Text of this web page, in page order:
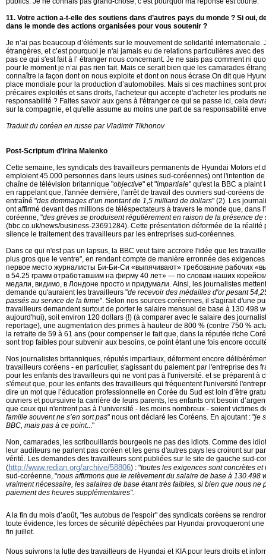
11. Votre action a-t-elle des soutiens dans d’autres pays du monde ? Si oui,
dans le monde des actions organisées pour vous soutenir ?
Je n’ai pas beaucoup d’éléments sur le mouvement de solidarité
étrangères, et c’est pourquoi je n'ai jamais eu de relations particulières avec
pas ce qui s'est fait à l’ étranger nous concernant. Je ne sais pas comment ni
pour le moment je n’ai pas rien fait. Mais ce serait bien que les camarades
connaître la façon dont on nous exploite et dont on nous écrase.On dit que
place mondiale pour la production d’automobiles. Mais si ces machines sont
précaires exploités et sans droits, l'acheteur qui accepte d'acheter les produits
responsabilité ? Faites savoir aux gens à l'étranger ce qui se passe ici, cela
sur la compagnie, et qu'elle assume au moins une part de sa responsabilité
Traduit du coréen en russe par Vladimir Tikhonov
Post-Scriptum d'Irina Malenko
Cette semaine, les syndicats des travailleurs permanents de Hyundai Motors et
emploient 45.000 personnes dans leurs usines sud-coréennes) ont l'intention
chaîne de télévision britannique "objective" et "impartiale" qu'est la BBC a plaint
en rappelant que, l'année dernière, l'arrêt de travail des ouvriers sud-coréens
entraîné "des dommages d’un montant de 1,5 milliard de dollars" (2). Les
ont affirmé devant des millions de téléspectateurs à travers le monde que, dans
coréenne, "des grèves se produisent régulièrement en raison de la présence de
(bbc.co.uk/news/business-23691284). Cette présentation déformée de la réalité
silence le traitement des travailleurs par les entreprises sud-coréennes.
Dans ce qui n'est pas un lapsus, la BBC veut faire accroire l'idée que les
plus gros que le ventre", en rendant compte de manière erronnée des
первое место журналисты Би-Би-Си «выпячивают» требование рабочих
в 54.25 грамм отработавшим на фирму 40 лет» — по словам наших
медали, видимо, в Лондоне просто и придумали. Ainsi, les journalistes
demande qu'auraient les travailleurs "de recevoir des médailles d'or pesant
passés au service de la firme". Selon nos sources coréennes, il s'agirait d'une
travailleurs demandent surtout de porter le salaire mensuel de base à 130.498
aujourd'hui), soit environ 120 dollars (!) (à comparer avec le salaire des
reportage), une augmentation des primes à hauteur de 800 % (contre 750 %
la retraite de 59 à 61 ans (pour compenser le fait que, dans la réputée riche
sont trop faibles pour subvenir aux besoins, ce point étant une fois encore
Nos journalistes britanniques, réputés impartiaux, déforment encore
travailleurs coréens - en particulier, s'agissant du paiement par l'entreprise des
pour les enfants des travailleurs qui ne vont pas à l'université. et se préparent à
s'émeut que, pour les enfants des travailleurs qui fréquentent l'université
dire un mot que l’éducation professionnelle en Corée du Sud est loin d’être
ouvriers et poursuivre la carrière de leurs parents, les enfants ont besoin
que ceux qui n'entrent pas à l’université - les moins nombreux - soient victimes
famille souvent ne s’en sort pas" nous ont déclaré les Coréens. En ajoutant : "je
BBC, mais pas à ce point..."
Non, camarades, les scribouillards bourgeois ne pas des idiots. Comme des
leur auditeurs ne parlent pas coréen et les gens d'autres pays les croiront sur
vérité. Les demandes des travailleurs sont publiées sur le site de gauche sud-
(http://www.redian.org/archive/58806) : "toutes les exigences sont concrètes et
sud-coréenne, "nous affirmons que le relèvement du salaire de base à 130.498
vraiment nécessaire, les salaires de base étant très faibles, si bien que nous ne
paiement des heures supplémentaires".
A la fin du mois d’août, "les autobus de l'espoir" des syndicats coréens se
toute évidence, les forces de sécurité dépêchées par Hyundai provoqueront
fin juillet.
Nous suivrons la lutte des travailleurs de Hyundai et KIA pour leurs droits et